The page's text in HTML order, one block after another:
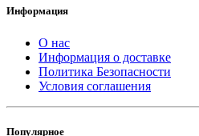
Информация
О нас
Информация о доставке
Политика Безопасности
Условия соглашения
Популярное